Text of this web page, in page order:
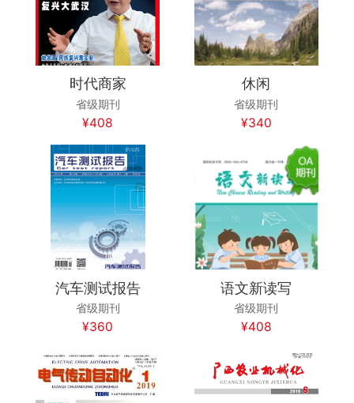
时代商家
省级期刊
¥408
休闲
省级期刊
¥340
汽车测试报告
省级期刊
¥360
语文新读写
省级期刊
¥408